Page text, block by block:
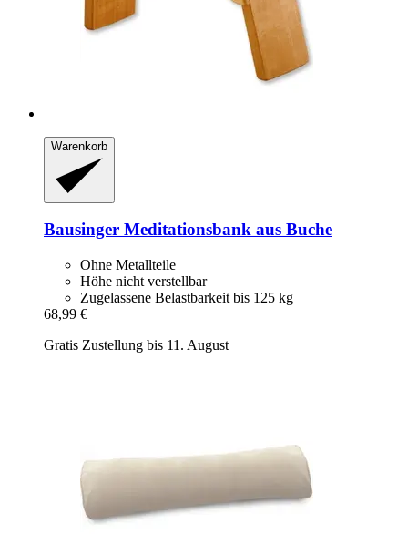
Warenkorb
Bausinger Meditationsbank aus Buche
Ohne Metallteile
Höhe nicht verstellbar
Zugelassene Belastbarkeit bis 125 kg
68,99 €
Gratis Zustellung bis 11. August